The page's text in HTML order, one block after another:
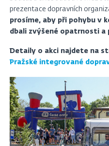
prezentace dopravních
prosíme, aby při pohybu v
dbali zvýšené opatrnosti a
Detaily o akci najdete na
Pražské integrované